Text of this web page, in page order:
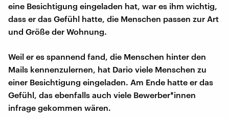
eine Besichtigung eingeladen hat, war es ihm wichtig,
dass er das Gefühl hatte, die Menschen passen zur Art
und Größe der Wohnung.
Weil er es spannend fand, die Menschen hinter den
Mails kennenzulernen, hat Dario viele Menschen zu
einer Besichtigung eingeladen. Am Ende hatte er das
Gefühl, das ebenfalls auch viele Bewerber*innen
infrage gekommen wären.